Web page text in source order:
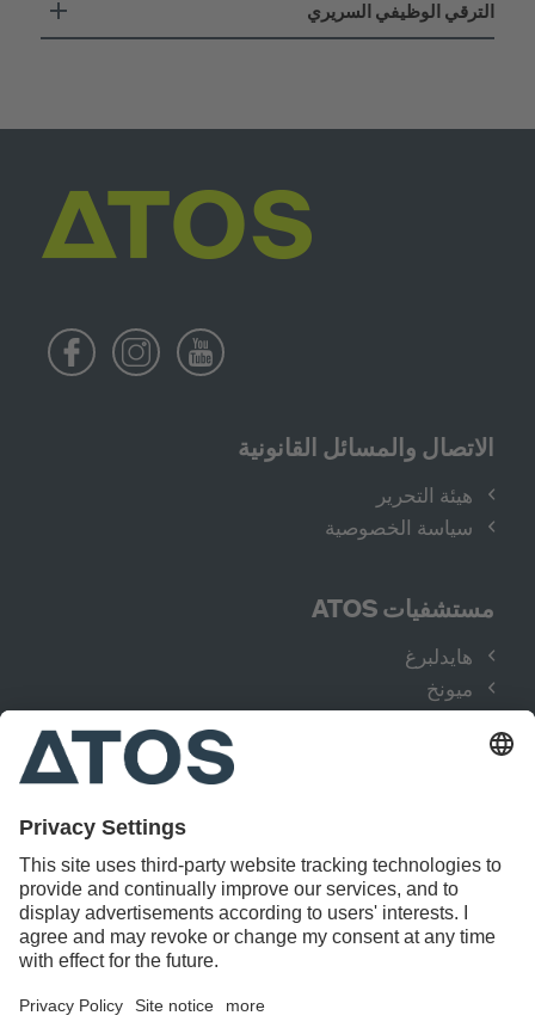
الترقي الوظيفي السريري
الاتصال والمسائل القانونية
هيئة التحرير
سياسة الخصوصية
مستشفيات ATOS
هايدلبرغ
ميونخ
العلاجات
اليد
الورك